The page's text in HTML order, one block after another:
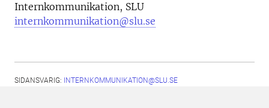
Internkommunikation, SLU
internkommunikation@slu.se
SIDANSVARIG: INTERNKOMMUNIKATION@SLU.SE